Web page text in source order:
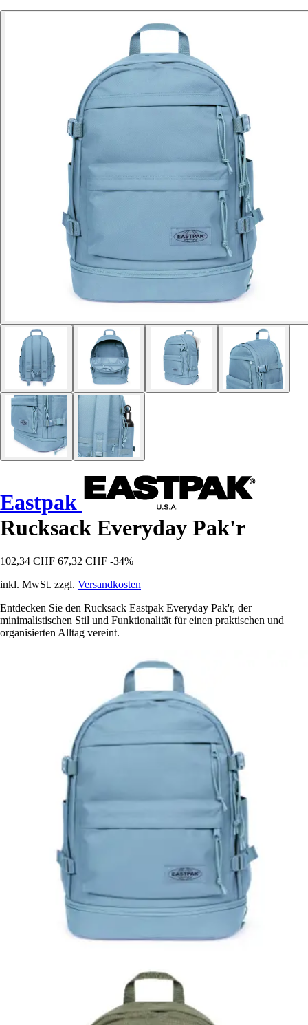
Eastpak
Rucksack Everyday Pak'r
102,34 CHF 67,32 CHF -34%
inkl. MwSt. zzgl. Versandkosten
Entdecken Sie den Rucksack Eastpak Everyday Pak'r, der
minimalistischen Stil und Funktionalität für einen praktischen und
organisierten Alltag vereint.